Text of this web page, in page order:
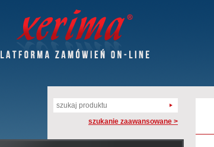
szukanie zaawansowane >